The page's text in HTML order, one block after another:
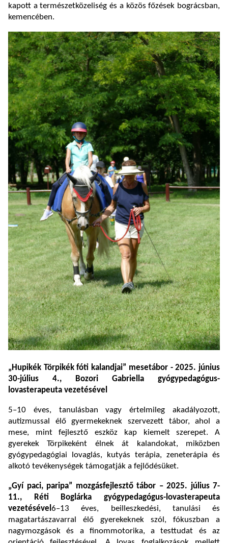
kapott a természetközeliség és a közös főzések bográcsban,
kemencében.
„Hupikék Törpikék fóti kalandjai” mesetábor - 2025. június
30-július 4., Bozori Gabriella gyógypedagógus-
lovasterapeuta vezetésével
5–10 éves, tanulásban vagy értelmileg akadályozott,
autizmussal élő gyermekeknek szervezett tábor, ahol a
mese, mint fejlesztő eszköz kap kiemelt szerepet. A
gyerekek Törpikeként élnek át kalandokat, miközben
gyógypedagógiai lovaglás, kutyás terápia, zeneterápia és
alkotó tevékenységek támogatják a fejlődésüket.
„Gyí paci, paripa” mozgásfejlesztő tábor – 2025. július 7-
11., Réti Boglárka gyógypedagógus-lovasterapeuta
vezetésével6–13 éves, beilleszkedési, tanulási és
magatartászavarral élő gyerekeknek szól, fókuszban a
nagymozgások és a finommotorika, a testtudat és az